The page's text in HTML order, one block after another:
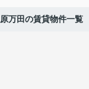
原万田の賃貸物件一覧